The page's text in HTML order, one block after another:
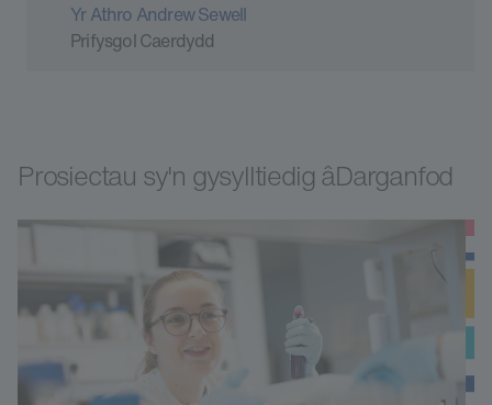
Yr Athro Andrew Sewell
Prifysgol Caerdydd
Prosiectau sy'n gysylltiedig âDarganfod